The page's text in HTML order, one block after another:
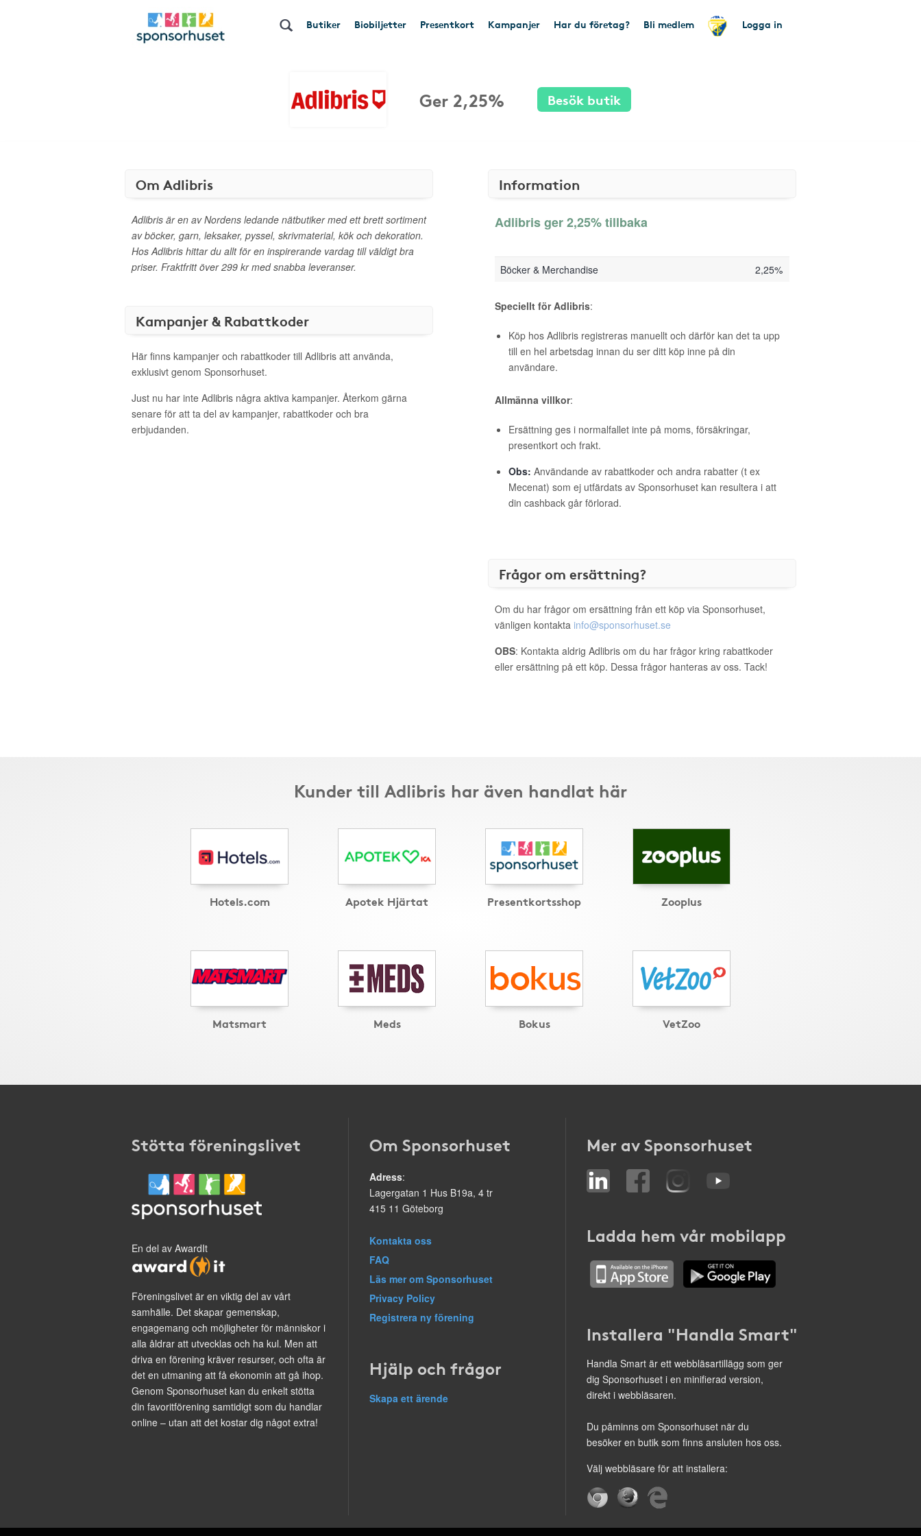
Butiker Biobiljetter Presentkort Kampanjer Har du företag? Bli medlem Logga in
Ger 2,25% Besök butik
Om Adlibris
Adlibris är en av Nordens ledande nätbutiker med ett brett sortiment
av böcker, garn, leksaker, pyssel, skrivmaterial, kök och dekoration.
Hos Adlibris hittar du allt för en inspirerande vardag till väldigt bra
priser. Fraktfritt över 299 kr med snabba leveranser.
Kampanjer & Rabattkoder
Här finns kampanjer och rabattkoder till Adlibris att använda,
exklusivt genom Sponsorhuset.
Just nu har inte Adlibris några aktiva kampanjer. Återkom gärna
senare för att ta del av kampanjer, rabattkoder och bra
erbjudanden.
Information
Adlibris ger 2,25% tillbaka
Böcker & Merchandise 2,25%
Speciellt för Adlibris:
Köp hos Adlibris registreras manuellt och därför kan det ta upp
till en hel arbetsdag innan du ser ditt köp inne på din
användare.
Allmänna villkor:
Ersättning ges i normalfallet inte på moms, försäkringar,
presentkort och frakt.
Obs: Användande av rabattkoder och andra rabatter (t ex
Mecenat) som ej utfärdats av Sponsorhuset kan resultera i att
din cashback går förlorad.
Frågor om ersättning?
Om du har frågor om ersättning från ett köp via Sponsorhuset,
vänligen kontakta info@sponsorhuset.se
OBS: Kontakta aldrig Adlibris om du har frågor kring rabattkoder
eller ersättning på ett köp. Dessa frågor hanteras av oss. Tack!
Kunder till Adlibris har även handlat här
Hotels.com Apotek Hjärtat Presentkortsshop Zooplus
Matsmart Meds Bokus VetZoo
Stötta föreningslivet
En del av AwardIt
Föreningslivet är en viktig del av vårt
samhälle. Det skapar gemenskap,
engagemang och möjligheter för människor i
alla åldrar att utvecklas och ha kul. Men att
driva en förening kräver resurser, och ofta är
det en utmaning att få ekonomin att gå ihop.
Genom Sponsorhuset kan du enkelt stötta
din favoritförening samtidigt som du handlar
online – utan att det kostar dig något extra!
Om Sponsorhuset
Adress:
Lagergatan 1 Hus B19a, 4 tr
415 11 Göteborg
Kontakta oss
FAQ
Läs mer om Sponsorhuset
Privacy Policy
Registrera ny förening
Hjälp och frågor
Skapa ett ärende
Mer av Sponsorhuset
Ladda hem vår mobilapp
Installera "Handla Smart"
Handla Smart är ett webbläsartillägg som ger
dig Sponsorhuset i en minifierad version,
direkt i webbläsaren.
Du påminns om Sponsorhuset när du
besöker en butik som finns ansluten hos oss.
Välj webbläsare för att installera: